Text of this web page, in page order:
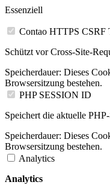
Essenziell
Contao HTTPS CSRF
Schützt vor Cross-Site-
Speicherdauer: Dieses
Browsersitzung bestehen.
PHP SESSION ID
Speichert die aktuelle
Speicherdauer: Dieses
Browsersitzung bestehen.
Analytics
Analytics